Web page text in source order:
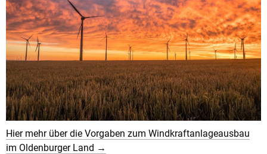
Hier mehr über die Vorgaben zum Windkraftanlageausbau
im Oldenburger Land →